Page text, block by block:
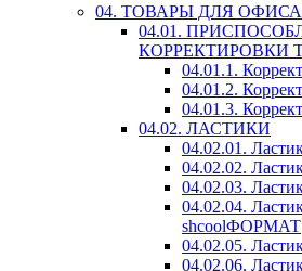
04. ТОВАРЫ ДЛЯ ОФИСА
04.01.
КОРРЕКТИРОВКИ
04.01.1.
04.01.2.
04.01.3.
04.02. ЛАСТИКИ
04.02.01.
04.02.02.
04.02.03.
04.02.04.
shcoolФОРМАТ
04.02.05.
04.02.06.